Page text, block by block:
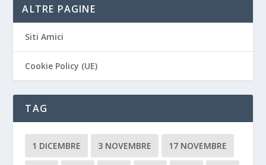
ALTRE PAGINE
Siti Amici
Cookie Policy (UE)
TAG
1 DICEMBRE 3 NOVEMBRE 17 NOVEMBRE